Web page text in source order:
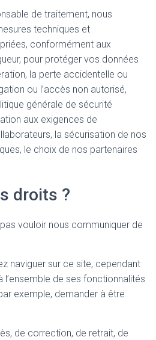
de traitement, nous
techniques et
conformément aux
pour protéger vos données
la perte accidentelle ou
ou l’accès non autorisé,
générale de sécurité
aux exigences de
la sécurisation de nos
le choix de nos partenaires
droits ?
vouloir nous communiquer de
naviguer sur ce site, cependant
l’ensemble de ses fonctionnalités
exemple, demander à être
de correction, de retrait, de